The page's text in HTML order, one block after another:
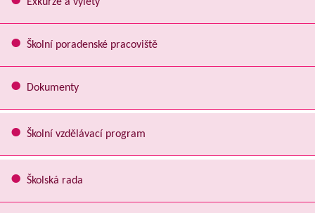
Školní poradenské pracoviště
Dokumenty
Školní vzdělávací program
Školská rada